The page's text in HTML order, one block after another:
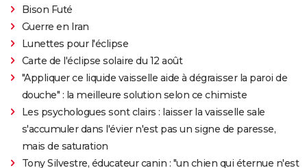
Bison Futé
Guerre en Iran
Lunettes pour l'éclipse
Carte de l'éclipse solaire du 12 août
"Appliquer ce liquide vaisselle aide à dégraisser la paroi de
douche" : la meilleure solution selon ce chimiste
Les psychologues sont clairs : laisser la vaisselle sale
s'accumuler dans l'évier n'est pas un signe de paresse,
mais de saturation
Tony Silvestre, éducateur canin : "un chien qui éternue n'est